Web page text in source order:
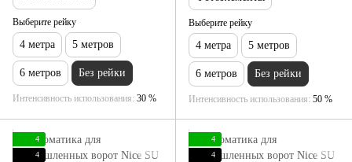
Выберите рейку
4 метра 5 метров
6 метров Без рейки
Интенсивность использования 30 %
Выберите рейку
4 метра 5 метров
6 метров Без рейки
Интенсивность использования 50 %
4
4
4
4